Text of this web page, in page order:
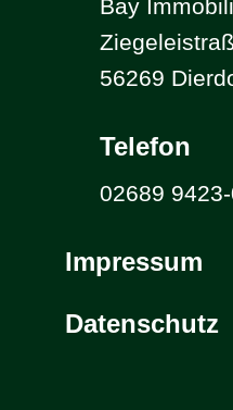
Bay
56269
Telefon
02689
Impressum
Datenschutz